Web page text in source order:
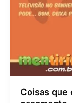
Coisas que